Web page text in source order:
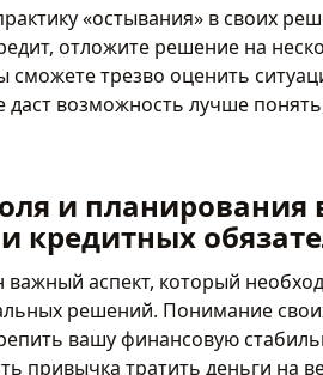
«остывания» в своих
отложите решение на
сможете трезво оценить
возможность лучше
и планирования
кредитных
аспект, который
решений. Понимание
вашу финансовую
привычка тратить деньги на